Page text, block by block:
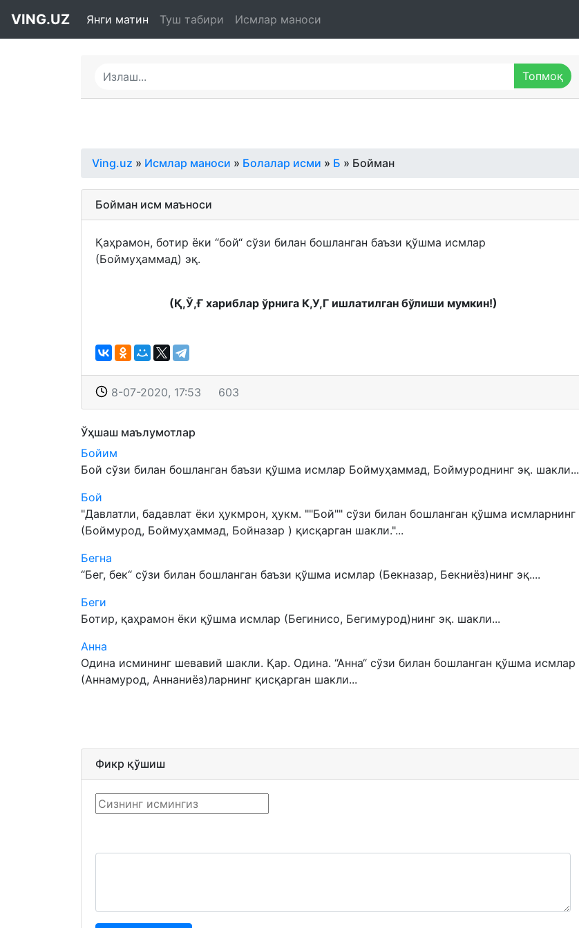
VING.UZ Янги матин Туш табири Исмлар маноси
Ving.uz » Исмлар маноси » Болалар исми » Б » Бойман
Бойман исм маъноси
Қаҳрамон, ботир ёки “бой“ сўзи билан бошланган баъзи қўшма исмлар
(Боймуҳаммад) эқ.
(Қ,Ў,Ғ хариблар ўрнига К,У,Г ишлатилган бўлиши мумкин!)
8-07-2020, 17:53 603
Ўҳшаш маълумотлар
Бойим
Бой сўзи билан бошланган баъзи қўшма исмлар Боймуҳаммад, Боймуроднинг эқ. шакли...
Бой
"Давлатли, бадавлат ёки ҳукмрон, ҳукм. ""Бой"" сўзи билан бошланган қўшма исмларнинг
(Боймурод, Боймуҳаммад, Бойназар ) қисқарган шакли."...
Бегна
“Бег, бек“ сўзи билан бошланган баъзи қўшма исмлар (Бекназар, Бекниёз)нинг эқ....
Беги
Ботир, қаҳрамон ёки қўшма исмлар (Бегинисо, Бегимурод)нинг эқ. шакли...
Анна
Одина исмининг шевавий шакли. Қар. Одина. “Анна“ сўзи билан бошланган қўшма исмлар
(Аннамурод, Аннаниёз)ларнинг қисқарган шакли...
Фикр қўшиш